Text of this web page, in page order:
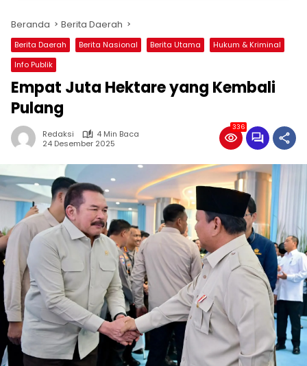
Beranda Berita Daerah
Berita Daerah Berita Nasional Berita Utama
Hukum & Kriminal
Info Publik
Empat Juta Hektare yang Kembali
Pulang
Redaksi
4 Min Baca
24 Desember 2025
336